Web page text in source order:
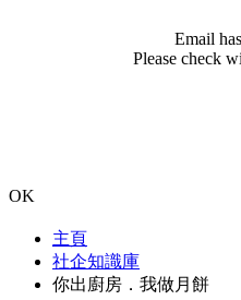
Email
Please check
OK
主頁
社企知識庫
你出廚房．我做月餅